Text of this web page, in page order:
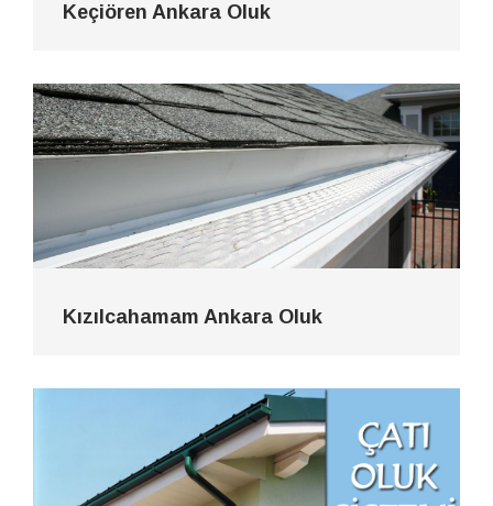
Keçiören Ankara Oluk
Kızılcahamam Ankara Oluk